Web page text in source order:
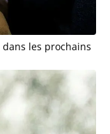
les prochains